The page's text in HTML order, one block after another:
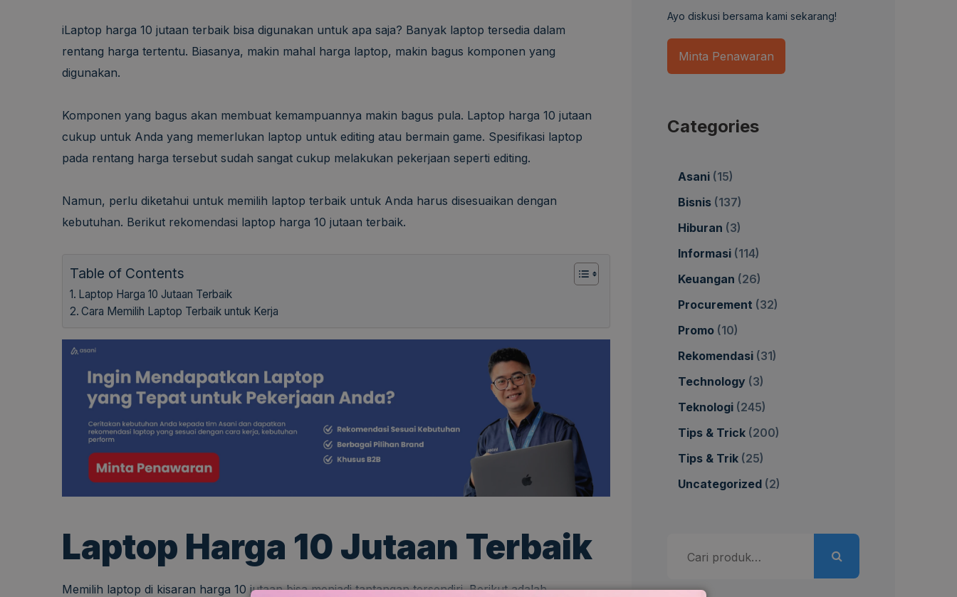
iLaptop harga 10 jutaan terbaik bisa digunakan untuk apa saja? Banyak laptop tersedia dalam
rentang harga tertentu. Biasanya, makin mahal harga laptop, makin bagus komponen yang
digunakan.
Komponen yang bagus akan membuat kemampuannya makin bagus pula. Laptop harga 10 jutaan
cukup untuk Anda yang memerlukan laptop untuk editing atau bermain game. Spesifikasi laptop
pada rentang harga tersebut sudah sangat cukup melakukan pekerjaan seperti editing.
Namun, perlu diketahui untuk memilih laptop terbaik untuk Anda harus disesuaikan dengan
kebutuhan. Berikut rekomendasi laptop harga 10 jutaan terbaik.
Table of Contents
Laptop Harga 10 Jutaan Terbaik
Cara Memilih Laptop Terbaik untuk Kerja
Laptop Harga 10 Jutaan Terbaik
Memilih laptop di kisaran harga 10 jutaan bisa menjadi tantangan tersendiri. Berikut adalah
Ayo diskusi bersama kami sekarang!
Minta Penawaran
Categories
Asani (15)
Bisnis (137)
Hiburan (3)
Informasi (114)
Keuangan (26)
Procurement (32)
Promo (10)
Rekomendasi (31)
Technology (3)
Teknologi (245)
Tips & Trick (200)
Tips & Trik (25)
Uncategorized (2)
untuk: